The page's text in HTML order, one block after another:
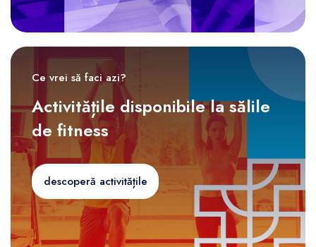
Ce vrei să faci azi?
Activitățile disponibile la sălile
de fitness
descoperă activitățile